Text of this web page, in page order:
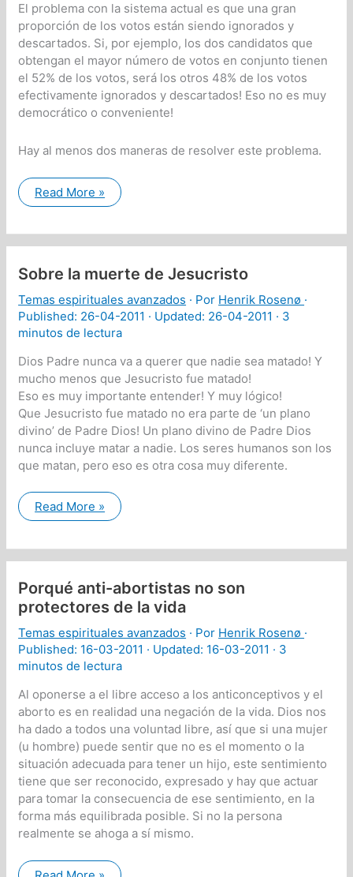
El problema con la sistema actual es que una gran
proporción de los votos están siendo ignorados y
descartados. Si, por ejemplo, los dos candidatos que
obtengan el mayor número de votos en conjunto tienen
el 52% de los votos, será los otros 48% de los votos
efectivamente ignorados y descartados! Eso no es muy
democrático o conveniente!
Hay al menos dos maneras de resolver este problema.
Una
forma
y
adecuada
elegir
Read More »
Sobre la muerte de Jesucristo
Temas espirituales avanzados · Por Henrik Rosenø ·
Published: 26-04-2011 · Updated: 26-04-2011 · 3
minutos de lectura
Dios Padre nunca va a querer que nadie sea matado! Y
mucho menos que Jesucristo fue matado!
Eso es muy importante entender! Y muy lógico!
Que Jesucristo fue matado no era parte de ‘un plano
divino’ de Padre Dios! Un plano divino de Padre Dios
nunca incluye matar a nadie. Los seres humanos son los
que matan, pero eso es otra cosa muy diferente.
Sobre
la
Jesucristo
Read More »
Porqué anti-abortistas no son
protectores de la vida
Temas espirituales avanzados · Por Henrik Rosenø ·
Published: 16-03-2011 · Updated: 16-03-2011 · 3
minutos de lectura
Al oponerse a el libre acceso a los anticonceptivos y el
aborto es en realidad una negación de la vida. Dios nos
ha dado a todos una voluntad libre, así que si una mujer
(u hombre) puede sentir que no es el momento o la
situación adecuada para tener un hijo, este sentimiento
tiene que ser reconocido, expresado y hay que actuar
para tomar la consecuencia de ese sentimiento, en la
forma más equilibrada posible. Si no la persona
realmente se ahoga a sí mismo.
Porqué